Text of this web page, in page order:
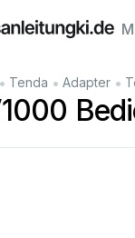
Italiano
• Tenda • Adapter •